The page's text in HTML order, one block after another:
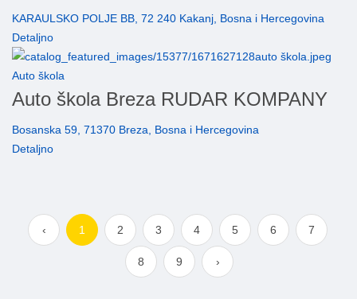
KARAULSKO POLJE BB, 72 240 Kakanj, Bosna i Hercegovina
Detaljno
Auto škola
Auto škola Breza RUDAR KOMPANY
Bosanska 59, 71370 Breza, Bosna i Hercegovina
Detaljno
‹ 1 2 3 4 5 6 7
8 9 ›